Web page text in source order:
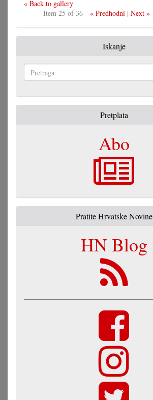
« Back to gallery
Item 25 of 36
« Predhodni| Next »
Iskanje
Pretplata
Abo
Pratite Hrvatske Novine
HN Blog